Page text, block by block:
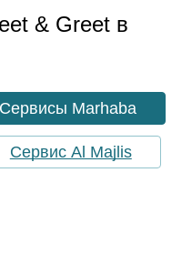
& Greet в
Сервисы Marhaba
Сервис Al Majlis